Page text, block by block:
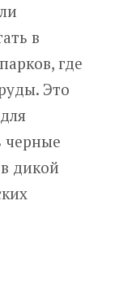
в
где
Это
черные
дикой